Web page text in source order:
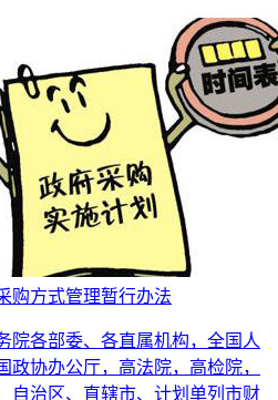
购方式管理暂行办法
院各部委、各直属机构，全国人
政协办公厅，高法院，高检院，
自治区、直辖市、计划单列市财